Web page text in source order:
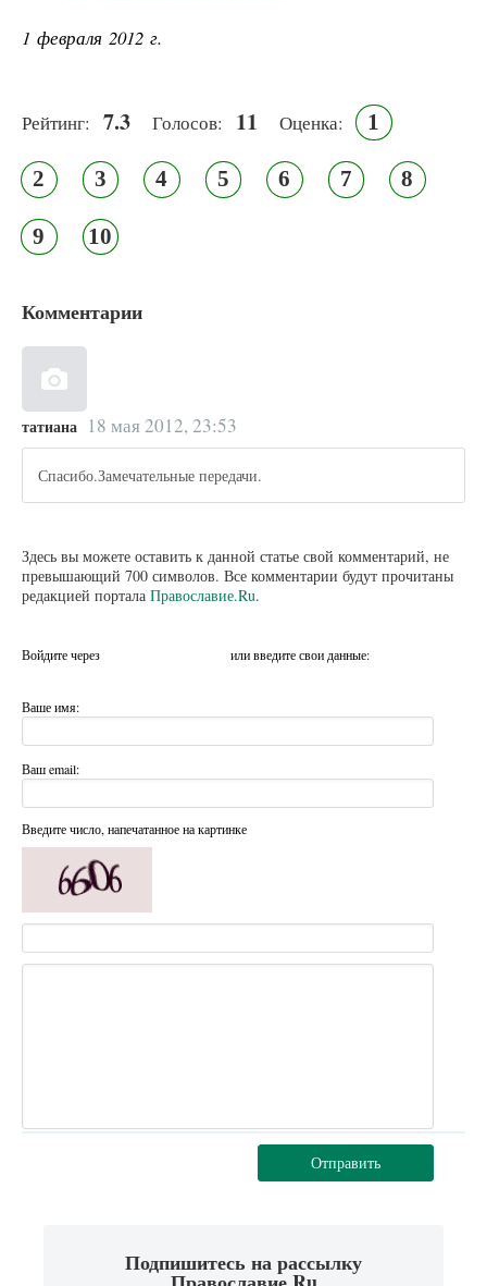
1 февраля 2012 г.
Рейтинг: 7.3 Голосов: 11 Оценка: 1
2 3 4 5 6 7 8
9 10
Комментарии
татиана 18 мая 2012, 23:53
Спасибо.Замечательные передачи.
Здесь вы можете оставить к данной статье свой комментарий, не
превышающий 700 символов. Все комментарии будут прочитаны
редакцией портала Православие.Ru.
Войдите через или введите свои данные:
Ваше имя:
Ваш email:
Введите число, напечатанное на картинке
Отправить
Подпишитесь на рассылку